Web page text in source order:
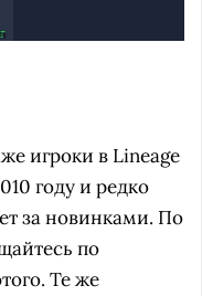
игроки в Lineage
году и редко
за новинками. По
по
Те же